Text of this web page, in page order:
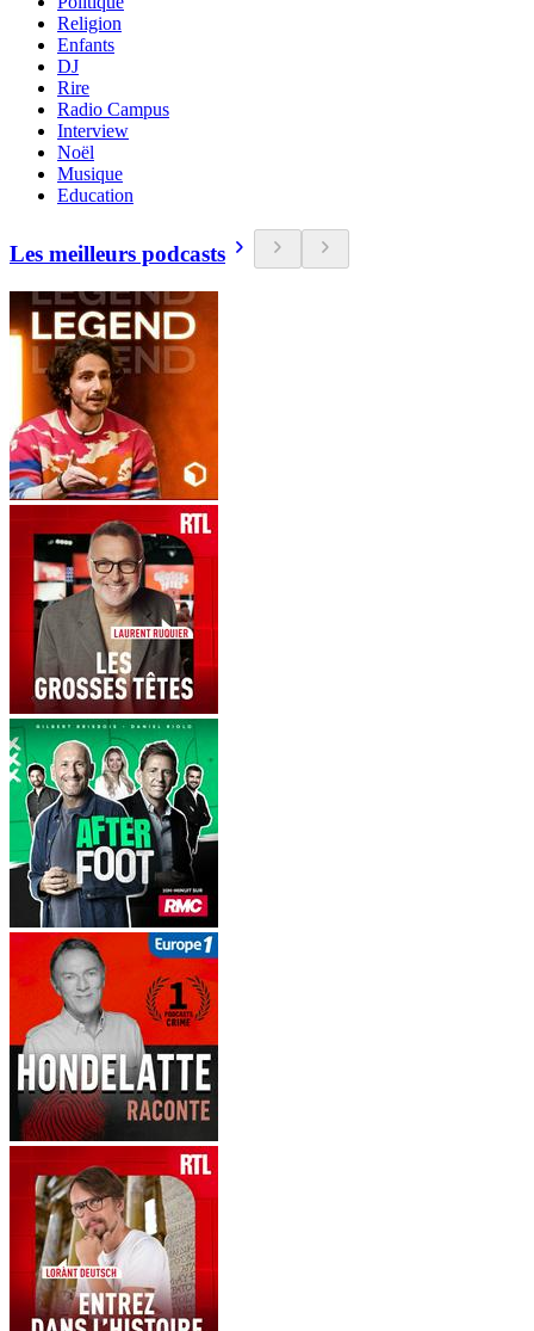
Religion
Enfants
DJ
Rire
Radio Campus
Interview
Noël
Musique
Education
Les meilleurs podcasts